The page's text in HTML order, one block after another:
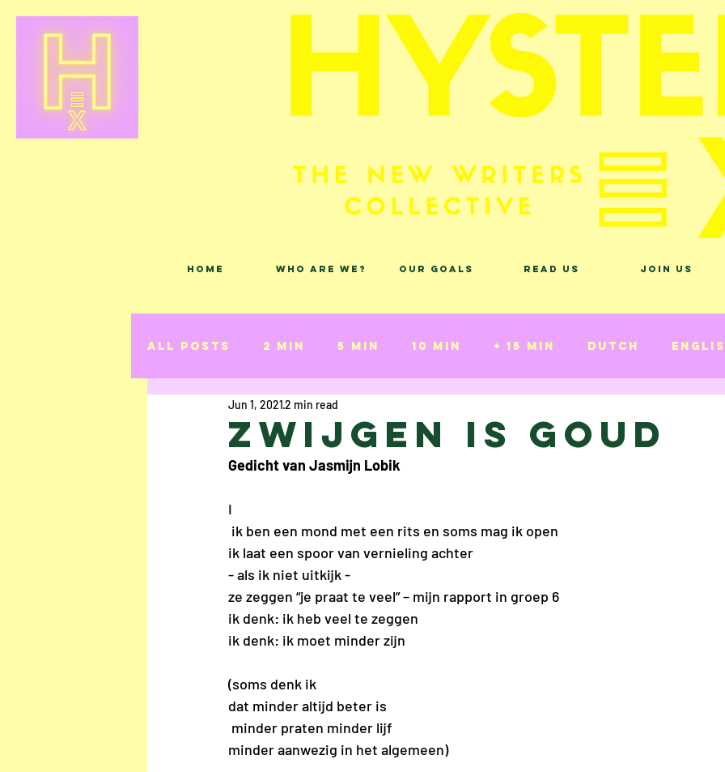
Home Who are we? Our Goals Read Us Join Us
All Posts 2 min 5 min 10 min + 15 min Dutch
Poetry Opinion
Ilke Cop
Maryam Kamal Hedayat Chloë Rasier Anaïs Raes
Sofie Verraest Anke Verschueren Eva De Gelder
Zwijgen is goud
Jun 1, 20212 min read
Gedicht van Jasmijn Lobik
I
ik ben een mond met een rits en soms mag ik open
ik laat een spoor van vernieling achter
- als ik niet uitkijk -
ze zeggen “je praat te veel” – mijn rapport in groep 6
ik denk: ik heb veel te zeggen
ik denk: ik moet minder zijn
(soms denk ik
dat minder altijd beter is
minder praten minder lijf
minder aanwezig in het algemeen)